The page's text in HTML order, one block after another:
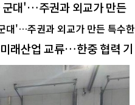
군대'…주권과 외교가 만든
래산업 교류…한중 협력 기